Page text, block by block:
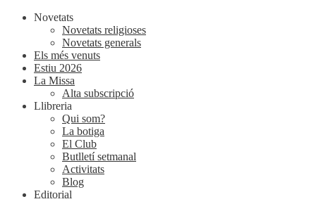
Novetats
Novetats religioses
Novetats generals
Els més venuts
Estiu 2026
La Missa
Alta subscripció
Llibreria
Qui som?
La botiga
El Club
Butlletí setmanal
Activitats
Blog
Editorial